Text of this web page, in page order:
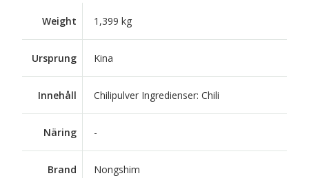
Weight 1,399 kg
Ursprung Kina
Innehåll Chilipulver Ingredienser: Chili
Näring -
Brand Nongshim